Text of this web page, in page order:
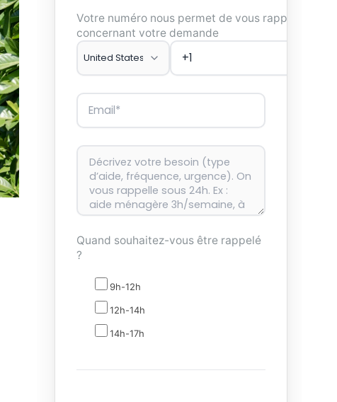
Votre numéro nous permet de vous rappeler
concernant votre demande
Quand souhaitez-vous être rappelé
?
9h-12h
12h-14h
14h-17h